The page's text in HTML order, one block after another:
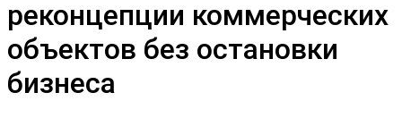
реконцепции коммерческих
объектов без остановки
бизнеса